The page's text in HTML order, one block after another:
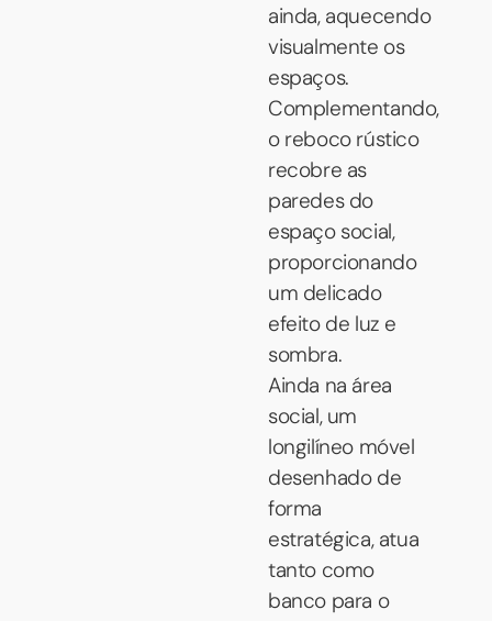
ainda, aquecendo
visualmente os
espaços.
Complementando,
o reboco rústico
recobre as
paredes do
espaço social,
proporcionando
um delicado
efeito de luz e
sombra.
Ainda na área
social, um
longilíneo móvel
desenhado de
forma
estratégica, atua
tanto como
banco para o